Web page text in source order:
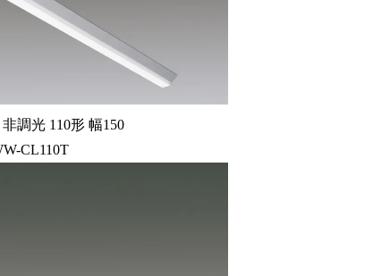
調光 110形 幅150
CL110T